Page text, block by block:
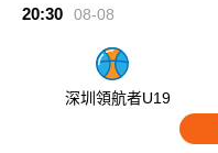
20:30 08-08
深圳領航者U19